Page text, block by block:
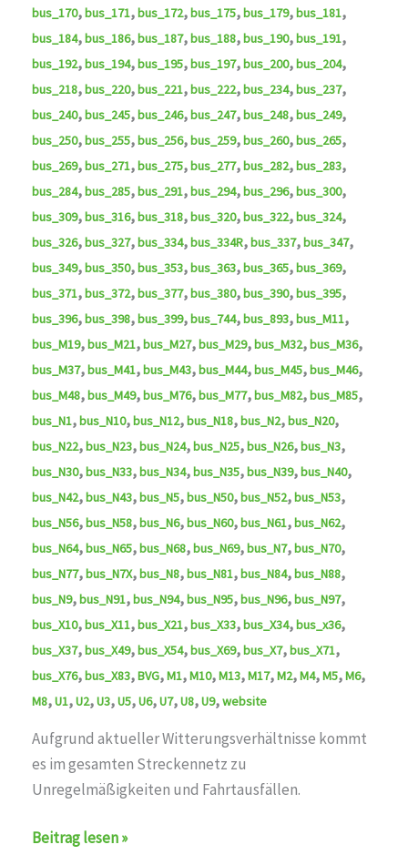
bus_170,bus_171,bus_172,bus_175,bus_179,bus_181,
bus_184,bus_186,bus_187,bus_188,bus_190,bus_191,
bus_192,bus_194,bus_195,bus_197,bus_200,bus_204,
bus_218,bus_220,bus_221,bus_222,bus_234,bus_237,
bus_240,bus_245,bus_246,bus_247,bus_248,bus_249,
bus_250,bus_255,bus_256,bus_259,bus_260,bus_265,
bus_269,bus_271,bus_275,bus_277,bus_282,bus_283,
bus_284,bus_285,bus_291,bus_294,bus_296,bus_300,
bus_309,bus_316,bus_318,bus_320,bus_322,bus_324,
bus_326,bus_327,bus_334,bus_334R,bus_337,bus_347,
bus_349,bus_350,bus_353,bus_363,bus_365,bus_369,
bus_371,bus_372,bus_377,bus_380,bus_390,bus_395,
bus_396,bus_398,bus_399,bus_744,bus_893,bus_M11,
bus_M19,bus_M21,bus_M27,bus_M29,bus_M32,bus_M36,
bus_M37,bus_M41,bus_M43,bus_M44,bus_M45,bus_M46,
bus_M48,bus_M49,bus_M76,bus_M77,bus_M82,bus_M85,
bus_N1,bus_N10,bus_N12,bus_N18,bus_N2,bus_N20,
bus_N22,bus_N23,bus_N24,bus_N25,bus_N26,bus_N3,
bus_N30,bus_N33,bus_N34,bus_N35,bus_N39,bus_N40,
bus_N42,bus_N43,bus_N5,bus_N50,bus_N52,bus_N53,
bus_N56,bus_N58,bus_N6,bus_N60,bus_N61,bus_N62,
bus_N64,bus_N65,bus_N68,bus_N69,bus_N7,bus_N70,
bus_N77,bus_N7X,bus_N8,bus_N81,bus_N84,bus_N88,
bus_N9,bus_N91,bus_N94,bus_N95,bus_N96,bus_N97,
bus_X10,bus_X11,bus_X21,bus_X33,bus_X34,bus_x36,
bus_X37,bus_X49,bus_X54,bus_X69,bus_X7,bus_X71,
bus_X76,bus_X83,BVG,M1,M10,M13,M17,M2,M4,M5,M6,
M8,U1,U2,U3,U5,U6,U7,U8,U9,website
Aufgrund aktueller Witterungsverhältnisse kommt
es im gesamten Streckennetz zu
Unregelmäßigkeiten und Fahrtausfällen.
Unregelmäßigkeiten
Beitrag lesen »